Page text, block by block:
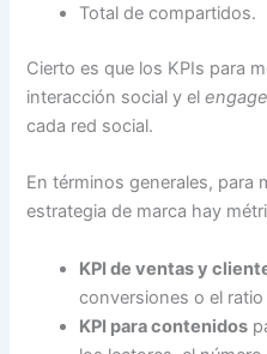
Total de compartidos.
Cierto es que los KPIs para
interacción social y el
cada red social.
En términos generales, para
estrategia de marca hay
KPI de ventas y
conversiones o el
KPI para contenidos